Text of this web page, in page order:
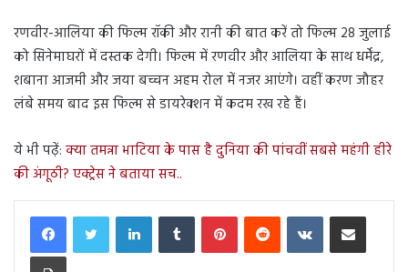
रणवीर-आलिया की फिल्म रॉकी और रानी की बात करें तो फिल्म 28 जुलाई
को सिनेमाघरों में दस्तक देगी। फिल्म में रणवीर और आलिया के साथ धर्मेंद्र,
शबाना आजमी और जया बच्चन अहम रोल में नजर आएंगे। वहीं करण जौहर
लंबे समय बाद इस फिल्म से डायरेक्शन में कदम रख रहे हैं।
ये भी पढ़ें: क्या तमन्ना भाटिया के पास है दुनिया की पांचवीं सबसे महंगी हीरे
की अंगूठी? एक्ट्रेस ने बताया सच..
LinkedInTumblr PinterestReddit VKontakteShare via Email
Print